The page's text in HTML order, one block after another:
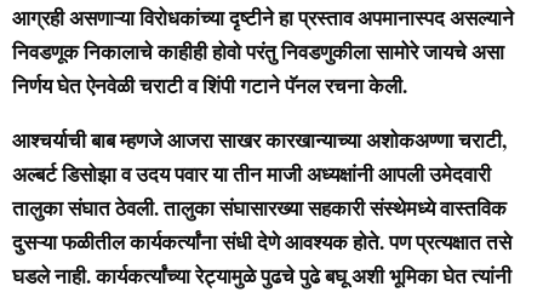
आग्रही असणाऱ्या विरोधकांच्या दृष्टीने हा प्रस्ताव अपमानास्पद असल्याने
निवडणूक निकालाचे काहीही होवो परंतु निवडणुकीला सामोरे जायचे असा
निर्णय घेत ऐनवेळी चराटी व शिंपी गटाने पॅनल रचना केली.
आश्चर्याची बाब म्हणजे आजरा साखर कारखान्याच्या अशोकअण्णा चराटी,
अल्बर्ट डिसोझा व उदय पवार या तीन माजी अध्यक्षांनी आपली उमेदवारी
तालुका संघात ठेवली. तालुका संघासारख्या सहकारी संस्थेमध्ये वास्तविक
दुसऱ्या फळीतील कार्यकर्त्यांना संधी देणे आवश्यक होते. पण प्रत्यक्षात तसे
घडले नाही. कार्यकर्त्यांच्या रेट्यामुळे पुढचे पुढे बघू अशी भूमिका घेत त्यांनी